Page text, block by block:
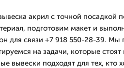
акрил с точной посадкой
подготовим макет и
для связи +7 918 550-28-39. Мы
на задачи, которые
вывески подходят для тех, кто